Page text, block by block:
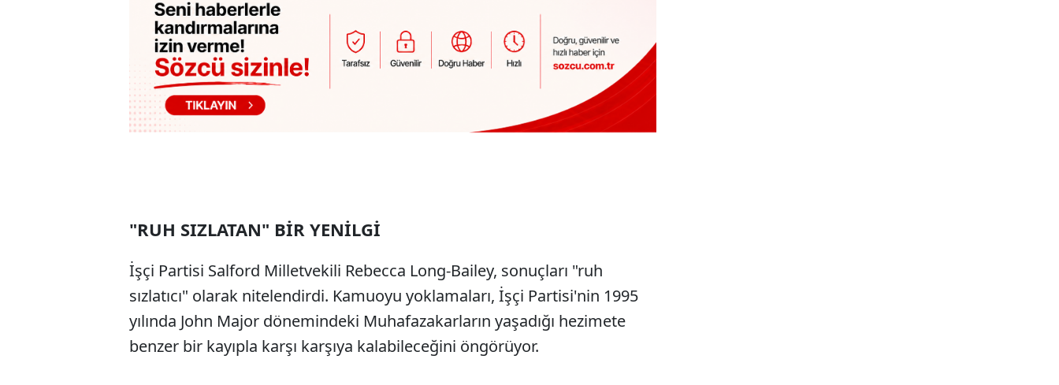
"RUH SIZLATAN" BİR YENİLGİ
İşçi Partisi Salford Milletvekili Rebecca Long-Bailey, sonuçları "ruh
sızlatıcı" olarak nitelendirdi. Kamuoyu yoklamaları, İşçi Partisi'nin 1995
yılında John Major dönemindeki Muhafazakarların yaşadığı hezimete
benzer bir kayıpla karşı karşıya kalabileceğini öngörüyor.